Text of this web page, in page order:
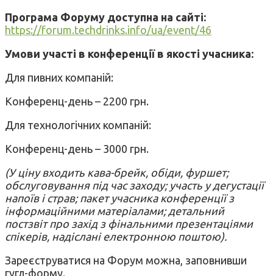
Програма Форуму доступна на сайті:
https://forum.techdrinks.info/ua/event/46
Умови участі в конференції в якості учасника:
Для пивних компаній:
Конференц-день – 2200 грн.
Для технологічних компаній:
Конференц-день – 3000 грн.
(У ціну входить кава-брейк, обіди, фуршет;
обслуговування під час заходу; участь у дегустації
напоїв і страв; пакет учасника конференції з
інформаційними матеріалами; детальний
постзвіт про захід з фінальними презентаціями
спікерів, надіслані електронною поштою).
Зареєструватися на Форум можна, заповнивши
гугл-форму.